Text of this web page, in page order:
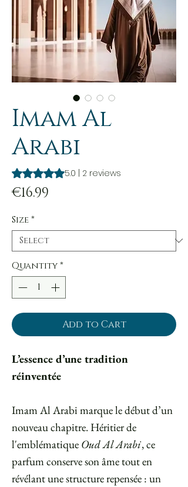
Imam Al
Arabi
Rating is 5.0 out of five stars based on 2
5.0 | 2 reviews
€16.99
Size*
Quantity*
Add to Cart
L’essence d’une tradition
réinventée
Imam Al Arabi marque le début d’un
nouveau chapitre. Héritier de
l'emblématique Oud Al Arabi, ce
parfum conserve son âme tout en
révélant une structure repensée : un